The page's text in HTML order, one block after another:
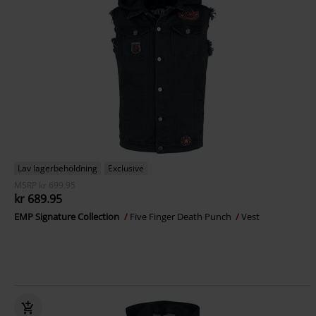
Lav lagerbeholdning
Exclusive
MSRP
kr 699.95
kr 689.95
EMP Signature Collection Five Finger Death Punch Vest